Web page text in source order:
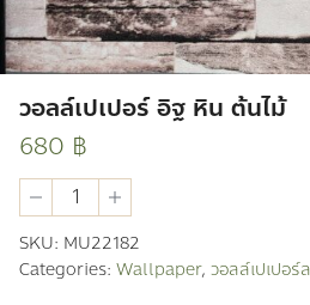
วอลล์เปเปอร์ อิฐ หิน ต้นไม้
680 ฿
วอ
ลล์
เปเปอร์
อิฐ
หิน
SKU: MU22182
Categories: Wallpaper, วอลล์เปเปอ